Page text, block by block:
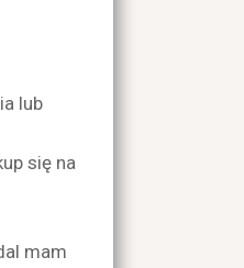
lub
się na
mam